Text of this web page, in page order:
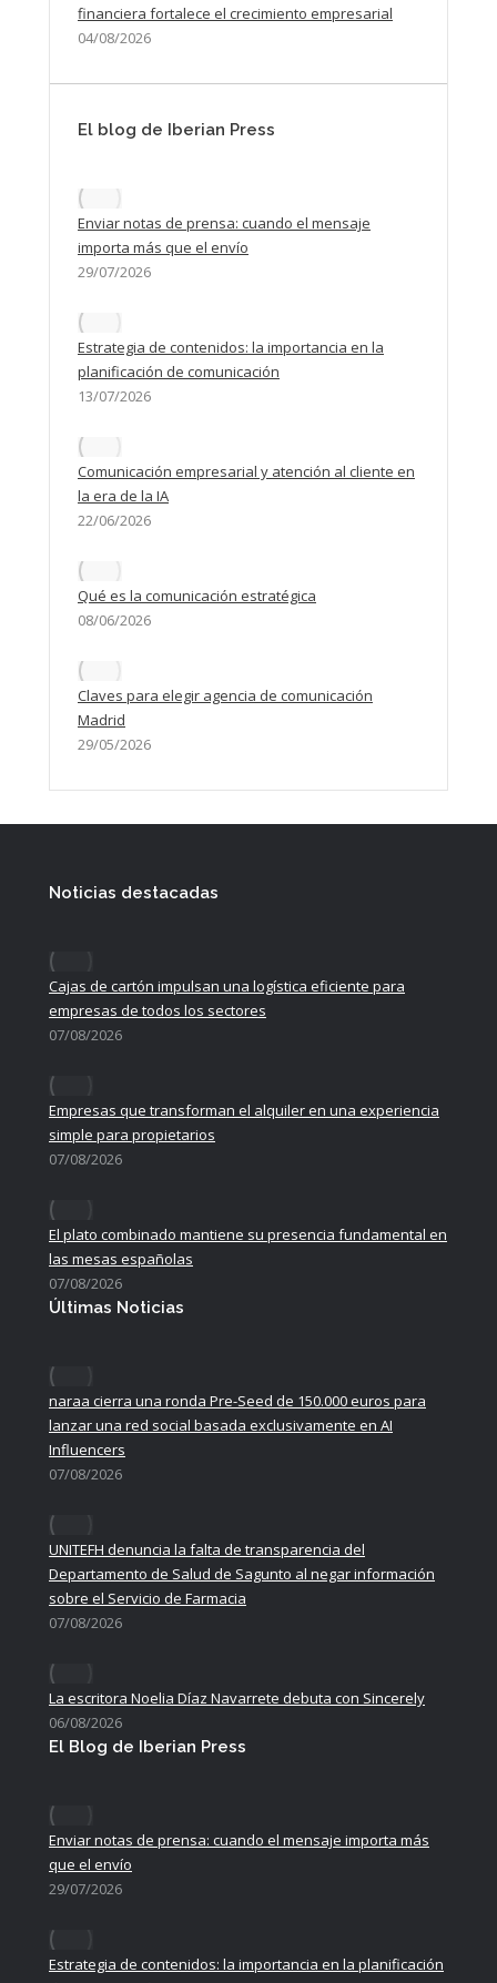
financiera fortalece el crecimiento empresarial
04/08/2026
El blog de Iberian Press
Enviar notas de prensa: cuando el mensaje
importa más que el envío
29/07/2026
Estrategia de contenidos: la importancia en la
planificación de comunicación
13/07/2026
Comunicación empresarial y atención al cliente en
la era de la IA
22/06/2026
Qué es la comunicación estratégica
08/06/2026
Claves para elegir agencia de comunicación
Madrid
29/05/2026
Noticias destacadas
Cajas de cartón impulsan una logística eficiente para
empresas de todos los sectores
07/08/2026
Empresas que transforman el alquiler en una experiencia
simple para propietarios
07/08/2026
El plato combinado mantiene su presencia fundamental en
las mesas españolas
07/08/2026
Últimas Noticias
naraa cierra una ronda Pre-Seed de 150.000 euros para
lanzar una red social basada exclusivamente en AI
Influencers
07/08/2026
UNITEFH denuncia la falta de transparencia del
Departamento de Salud de Sagunto al negar información
sobre el Servicio de Farmacia
07/08/2026
La escritora Noelia Díaz Navarrete debuta con Sincerely
06/08/2026
El Blog de Iberian Press
Enviar notas de prensa: cuando el mensaje importa más
que el envío
29/07/2026
Estrategia de contenidos: la importancia en la planificación